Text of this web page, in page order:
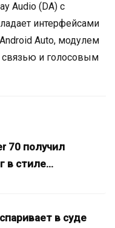
Audio (DA) с
интерфейсами
Auto, модулем
связью и голосовым
70 получил
в стиле…
в суде